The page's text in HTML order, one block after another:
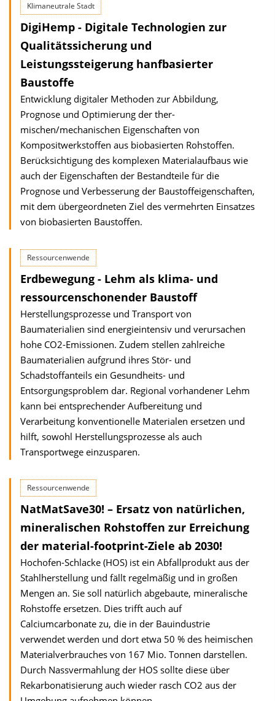
Klimaneutrale Stadt
DigiHemp - Digitale Technologien zur
Quali­täts­sicherung und
Leistungssteigerung hanf­basierter
Baustoffe
Entwicklung digitaler Methoden zur Abbildung,
Prognose und Optimierung der ther­
mischen/mechanischen Eigenschaften von
Kompositwerkstoffen aus biobasierten Rohstoffen.
Berücksichtigung des komplexen Materialaufbaus wie
auch der Eigen­schaften der Bestandteile für die
Prognose und Verbesserung der Baustoff­eigen­schaften,
mit dem übergeordneten Ziel des vermehrten Einsatzes
von biobasierten Baustoffen.
Ressourcenwende
Erdbewegung - Lehm als klima- und
ressourcenschonender Baustoff
Herstellungsprozesse und Transport von
Baumaterialien sind energieintensiv und verursachen
hohe CO2-Emissionen. Zudem stellen zahlreiche
Baumaterialien aufgrund ihres Stör- und
Schadstoffanteils ein Gesundheits- und
Entsorgungsproblem dar. Regional vorhandener Lehm
kann bei entsprechender Aufbereitung und
Verarbeitung konventionelle Materialen ersetzen und
hilft, sowohl Herstellungsprozesse als auch
Transportwege einzusparen.
Ressourcenwende
NatMatSave30! – Ersatz von natürlichen,
mineralischen Rohstoffen zur Erreichung
der material-footprint-Ziele ab 2030!
Hochofen-Schlacke (HOS) ist ein Abfallprodukt aus der
Stahlherstellung und fällt regelmäßig und in großen
Mengen an. Sie soll natürlich abgebaute, mineralische
Rohstoffe ersetzen. Dies trifft auch auf
Calciumcarbonate zu, die in der Bauindustrie
verwendet werden und dort etwa 50 % des heimischen
Materialverbrauches von 167 Mio. Tonnen darstellen.
Durch Nassvermahlung der HOS sollte diese über
Rekarbonatisierung auch wieder rasch CO2 aus der